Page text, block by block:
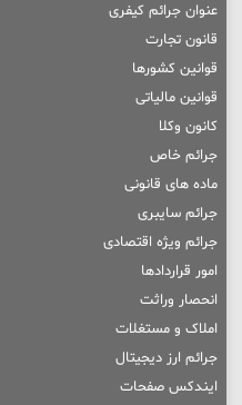
عنوان جرائم کیفری
قانون تجارت
قوانین کشورها
قوانین مالیاتی
کانون وکلا
جرائم خاص
ماده های قانونی
جرائم سایبری
جرائم ویژه اقتصادی
امور قراردادها
انحصار وراثت
املاک و مستغلات
جرائم ارز دیجیتال
ایندکس صفحات